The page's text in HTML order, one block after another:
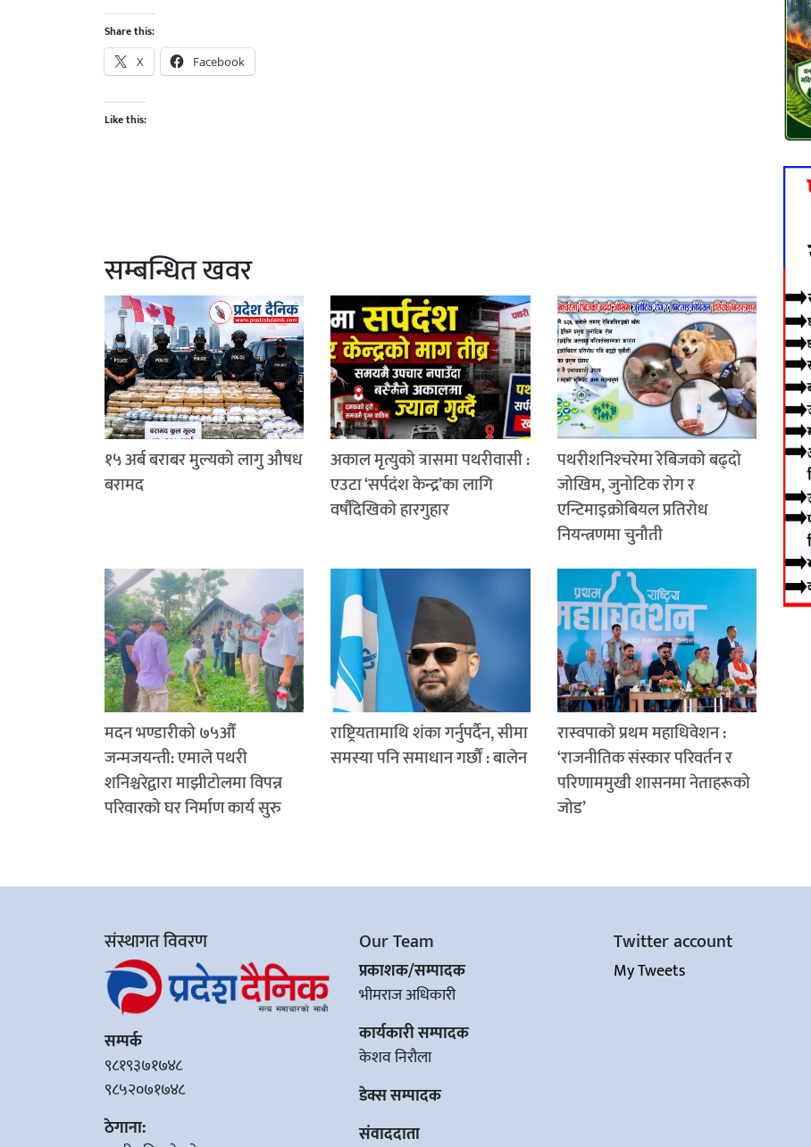
Share this:
X Facebook
Like this:
सम्बन्धित खवर
१५ अर्ब बराबर मुल्यको लागु औषध
बरामद
अकाल मृत्युको त्रासमा पथरीवासी :
एउटा ‘सर्पदंश केन्द्र’का लागि
वर्षौंदेखिको हारगुहार
पथरीशनिश्‍चरेमा रेबिजको बढ्दो
जोखिम, जुनोटिक रोग र
एन्टिमाइक्रोबियल प्रतिरोध
नियन्त्रणमा चुनौती
मदन भण्डारीको ७५औँ
जन्मजयन्ती: एमाले पथरी
शनिश्चरेद्वारा माझीटोलमा विपन्न
परिवारको घर निर्माण कार्य सुरु
राष्ट्रियतामाथि शंका गर्नुपर्दैन, सीमा
समस्या पनि समाधान गर्छौं : बालेन
रास्वपाको प्रथम महाधिवेशन :
‘राजनीतिक संस्कार परिवर्तन र
परिणाममुखी शासनमा नेताहरूको
जोड’
संस्थागत विवरण
सम्पर्क
९८१९३७१७४८
९८५२०७१७४८
ठेगाना:
Our Team
प्रकाशक/सम्पादक
भीमराज अधिकारी
कार्यकारी सम्पादक
केशव निरौला
डेक्स सम्पादक
संवाददाता
Twitter account
My Tweets